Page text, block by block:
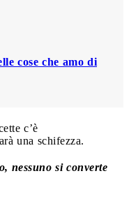
cose che amo di
c’è
una schifezza.
nessuno si converte